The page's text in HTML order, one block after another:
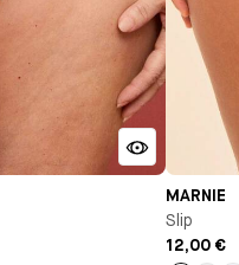
MARNIE
Slip
12,00 €